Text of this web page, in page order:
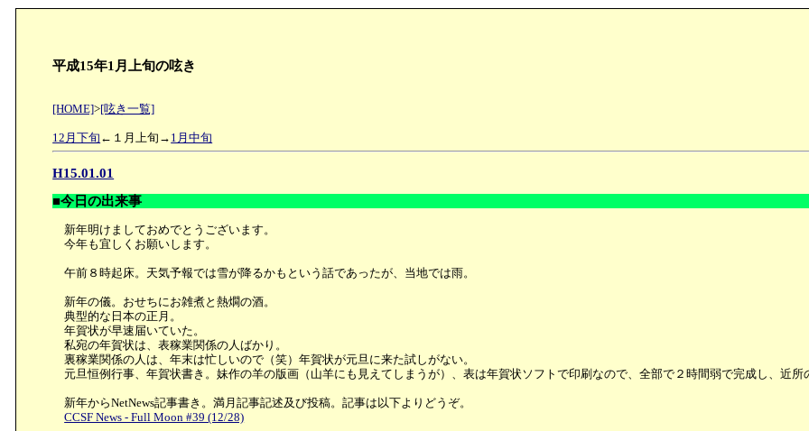
平成15年1月上旬の呟き
[HOME]>[呟き一覧]
12月下旬 ←１月上旬→ 1月中旬
H15.01.01
■今日の出来事
新年明けましておめでとうございます。
今年も宜しくお願いします。
午前８時起床。天気予報では雪が降るかもという話であったが、当地では雨。
新年の儀。おせちにお雑煮と熱燗の酒。
典型的な日本の正月。
年賀状が早速届いていた。
私宛の年賀状は、表稼業関係の人ばかり。
裏稼業関係の人は、年末は忙しいので（笑）年賀状が元旦に来た試しがない。
元旦恒例行事、年賀状書き。妹作の羊の版画（山羊にも見えてしまうが）、表は年賀状ソフトで印刷なので、全部で２時間弱で完成し、近所
新年からNetNews記事書き。満月記事記述及び投稿。記事は以下よりどうぞ。
CCSF News - Full Moon #39 (12/28)